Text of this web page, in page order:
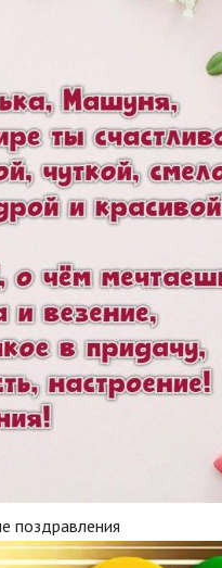
поздравления